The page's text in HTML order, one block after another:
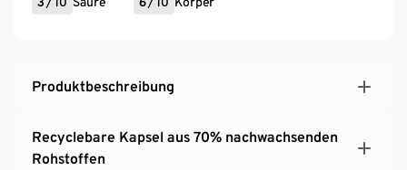
Produktbeschreibung
Recyclebare Kapsel aus 70% nachwachsenden
Rohstoffen